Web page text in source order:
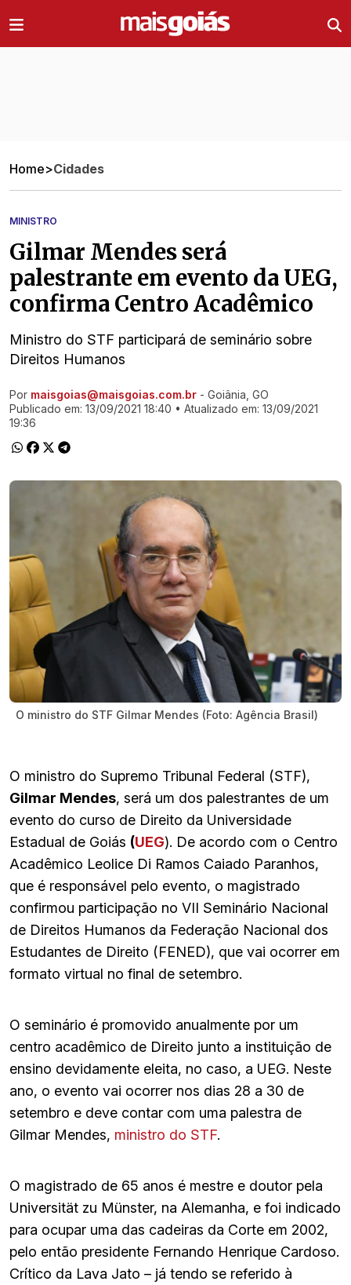
Home>Cidades
MINISTRO
Gilmar Mendes será
palestrante em evento da UEG,
confirma Centro Acadêmico
Ministro do STF participará de seminário sobre
Direitos Humanos
Ir direto pra matéria
Por maisgoias@maisgoias.com.br - Goiânia, GO
Publicado em: 13/09/2021 18:40 • Atualizado em: 13/09/2021
19:36
O ministro do STF Gilmar Mendes (Foto: Agência Brasil)
O ministro do Supremo Tribunal Federal (STF),
Gilmar Mendes, será um dos palestrantes de um
evento do curso de Direito da Universidade
Estadual de Goiás (UEG). De acordo com o Centro
Acadêmico Leolice Di Ramos Caiado Paranhos,
que é responsável pelo evento, o magistrado
confirmou participação no VII Seminário Nacional
de Direitos Humanos da Federação Nacional dos
Estudantes de Direito (FENED), que vai ocorrer em
formato virtual no final de setembro.
O seminário é promovido anualmente por um
centro acadêmico de Direito junto a instituição de
ensino devidamente eleita, no caso, a UEG. Neste
ano, o evento vai ocorrer nos dias 28 a 30 de
setembro e deve contar com uma palestra de
Gilmar Mendes, ministro do STF.
O magistrado de 65 anos é mestre e doutor pela
Universität zu Münster, na Alemanha, e foi indicado
para ocupar uma das cadeiras da Corte em 2002,
pelo então presidente Fernando Henrique Cardoso.
Crítico da Lava Jato – já tendo se referido à